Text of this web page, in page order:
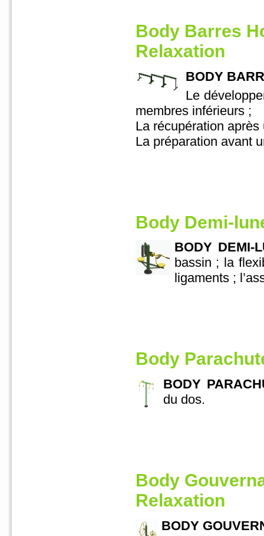
Body Barres
Relaxation
BODY
Le
membres inférieurs ;
La récupération
La préparation avant
Body Demi-
BODY DEMI-
bassin ; la
ligaments ;
Body
BODY
du dos.
Body
Relaxation
BODY